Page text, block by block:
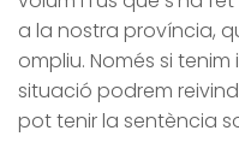
a la nostra província,
ompliu. Només si
situació podrem
pot tenir la sentència